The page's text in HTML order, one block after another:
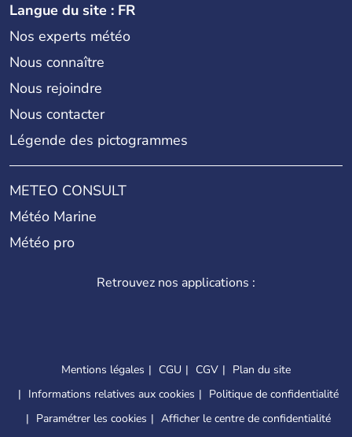
Langue du site : FR
Nos experts météo
Nous connaître
Nous rejoindre
Nous contacter
Légende des pictogrammes
METEO CONSULT
Météo Marine
Météo pro
Retrouvez nos applications :
Mentions légales CGU CGV
Plan du site
Informations relatives aux cookies
Politique de confidentialité
Paramétrer les cookies
Afficher le centre de confidentialité